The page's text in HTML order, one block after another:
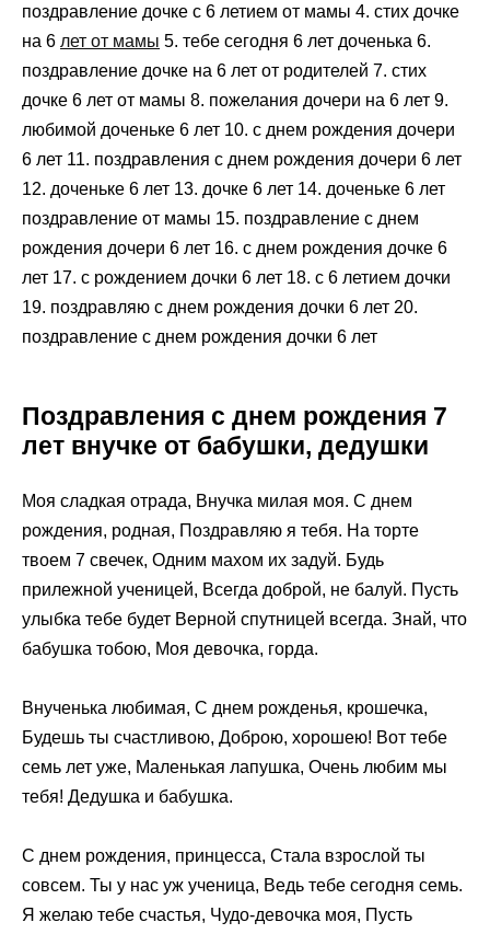
поздравление дочке с 6 летием от мамы 4. стих дочке
на 6 лет от мамы 5. тебе сегодня 6 лет доченька 6.
поздравление дочке на 6 лет от родителей 7. стих
дочке 6 лет от мамы 8. пожелания дочери на 6 лет 9.
любимой доченьке 6 лет 10. с днем рождения дочери
6 лет 11. поздравления с днем рождения дочери 6 лет
12. доченьке 6 лет 13. дочке 6 лет 14. доченьке 6 лет
поздравление от мамы 15. поздравление с днем
рождения дочери 6 лет 16. с днем рождения дочке 6
лет 17. с рождением дочки 6 лет 18. с 6 летием дочки
19. поздравляю с днем рождения дочки 6 лет 20.
поздравление с днем рождения дочки 6 лет
Поздравления с днем рождения 7
лет внучке от бабушки, дедушки
Моя сладкая отрада, Внучка милая моя. С днем
рождения, родная, Поздравляю я тебя. На торте
твоем 7 свечек, Одним махом их задуй. Будь
прилежной ученицей, Всегда доброй, не балуй. Пусть
улыбка тебе будет Верной спутницей всегда. Знай, что
бабушка тобою, Моя девочка, горда.
Внученька любимая, С днем рожденья, крошечка,
Будешь ты счастливою, Доброю, хорошею! Вот тебе
семь лет уже, Маленькая лапушка, Очень любим мы
тебя! Дедушка и бабушка.
С днем рождения, принцесса, Стала взрослой ты
совсем. Ты у нас уж ученица, Ведь тебе сегодня семь.
Я желаю тебе счастья, Чудо-девочка моя, Пусть